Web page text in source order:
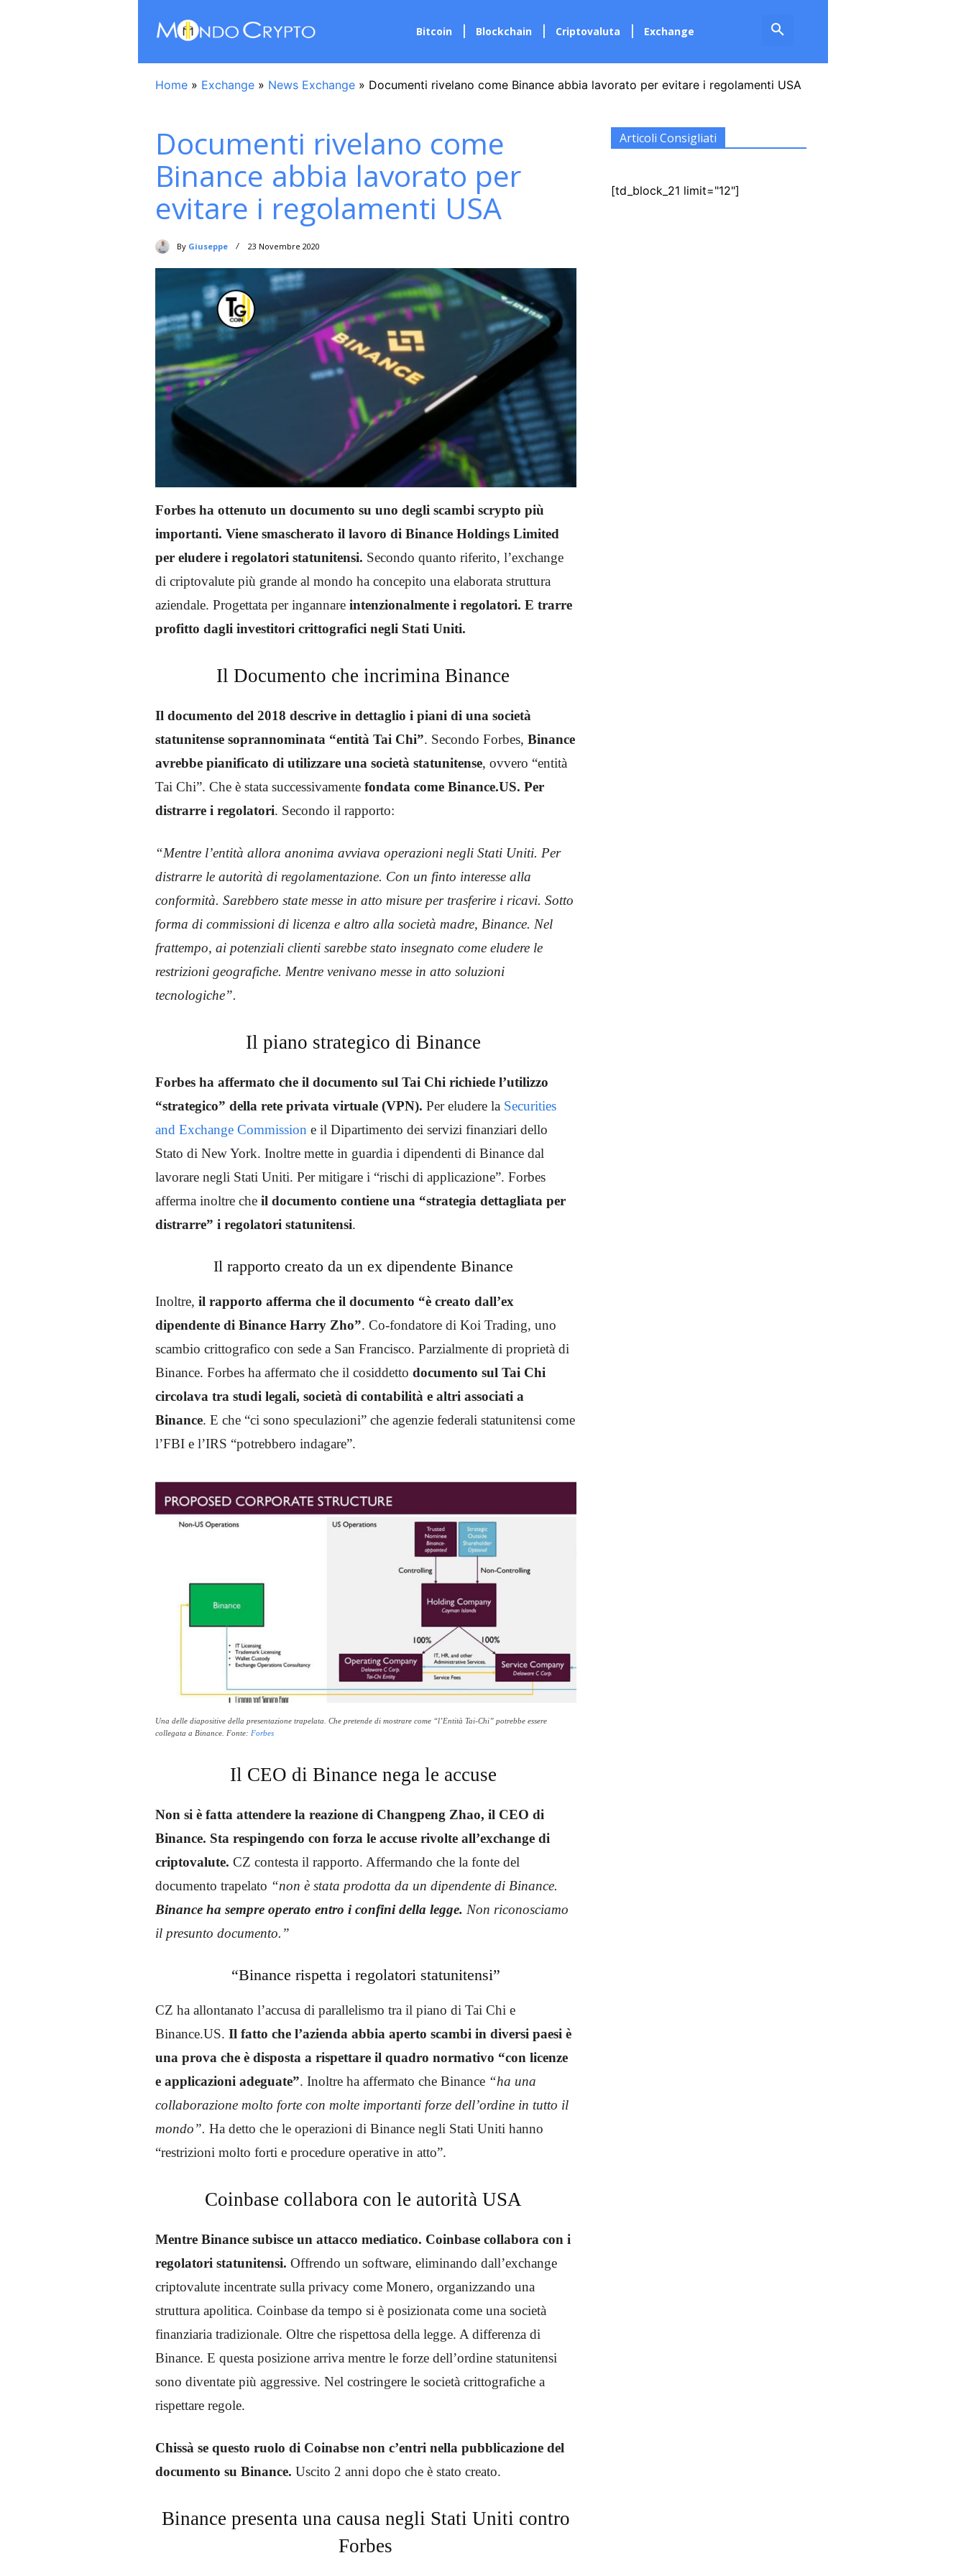
Bitcoin Blockchain Criptovaluta Exchange
Home » Exchange » News Exchange » Documenti rivelano come Binance abbia lavorato per evitare i regolamenti USA
Documenti rivelano come
Binance abbia lavorato per
evitare i regolamenti USA
By Giuseppe 23 Novembre 2020
Forbes ha ottenuto un documento su uno degli scambi scrypto più
importanti. Viene smascherato il lavoro di Binance Holdings Limited
per eludere i regolatori statunitensi. Secondo quanto riferito, l’exchange
di criptovalute più grande al mondo ha concepito una elaborata struttura
aziendale. Progettata per ingannare intenzionalmente i regolatori. E trarre
profitto dagli investitori crittografici negli Stati Uniti.
Il Documento che incrimina Binance
Il documento del 2018 descrive in dettaglio i piani di una società
statunitense soprannominata “entità Tai Chi”. Secondo Forbes, Binance
avrebbe pianificato di utilizzare una società statunitense, ovvero “entità
Tai Chi”. Che è stata successivamente fondata come Binance.US. Per
distrarre i regolatori. Secondo il rapporto:
“Mentre l’entità allora anonima avviava operazioni negli Stati Uniti. Per
distrarre le autorità di regolamentazione. Con un finto interesse alla
conformità. Sarebbero state messe in atto misure per trasferire i ricavi. Sotto
forma di commissioni di licenza e altro alla società madre, Binance. Nel
frattempo, ai potenziali clienti sarebbe stato insegnato come eludere le
restrizioni geografiche. Mentre venivano messe in atto soluzioni
tecnologiche”.
Il piano strategico di Binance
Forbes ha affermato che il documento sul Tai Chi richiede l’utilizzo
“strategico” della rete privata virtuale (VPN). Per eludere la Securities
and Exchange Commission e il Dipartimento dei servizi finanziari dello
Stato di New York. Inoltre mette in guardia i dipendenti di Binance dal
lavorare negli Stati Uniti. Per mitigare i “rischi di applicazione”. Forbes
afferma inoltre che il documento contiene una “strategia dettagliata per
distrarre” i regolatori statunitensi.
Il rapporto creato da un ex dipendente Binance
Inoltre, il rapporto afferma che il documento “è creato dall’ex
dipendente di Binance Harry Zho”. Co-fondatore di Koi Trading, uno
scambio crittografico con sede a San Francisco. Parzialmente di proprietà di
Binance. Forbes ha affermato che il cosiddetto documento sul Tai Chi
circolava tra studi legali, società di contabilità e altri associati a
Binance. E che “ci sono speculazioni” che agenzie federali statunitensi come
l’FBI e l’IRS “potrebbero indagare”.
Una delle diapositive della presentazione trapelata. Che pretende di mostrare come “l’Entità Tai-Chi” potrebbe essere
collegata a Binance. Fonte: Forbes
Il CEO di Binance nega le accuse
Non si è fatta attendere la reazione di Changpeng Zhao, il CEO di
Binance. Sta respingendo con forza le accuse rivolte all’exchange di
criptovalute. CZ contesta il rapporto. Affermando che la fonte del
documento trapelato “non è stata prodotta da un dipendente di Binance.
Binance ha sempre operato entro i confini della legge. Non riconosciamo
il presunto documento.”
“Binance rispetta i regolatori statunitensi”
CZ ha allontanato l’accusa di parallelismo tra il piano di Tai Chi e
Binance.US. Il fatto che l’azienda abbia aperto scambi in diversi paesi è
una prova che è disposta a rispettare il quadro normativo “con licenze
e applicazioni adeguate”. Inoltre ha affermato che Binance “ha una
collaborazione molto forte con molte importanti forze dell’ordine in tutto il
mondo”. Ha detto che le operazioni di Binance negli Stati Uniti hanno
“restrizioni molto forti e procedure operative in atto”.
Coinbase collabora con le autorità USA
Mentre Binance subisce un attacco mediatico. Coinbase collabora con i
regolatori statunitensi. Offrendo un software, eliminando dall’exchange
criptovalute incentrate sulla privacy come Monero, organizzando una
struttura apolitica. Coinbase da tempo si è posizionata come una società
finanziaria tradizionale. Oltre che rispettosa della legge. A differenza di
Binance. E questa posizione arriva mentre le forze dell’ordine statunitensi
sono diventate più aggressive. Nel costringere le società crittografiche a
rispettare regole.
Chissà se questo ruolo di Coinabse non c’entri nella pubblicazione del
documento su Binance. Uscito 2 anni dopo che è stato creato.
Binance presenta una causa negli Stati Uniti contro
Forbes
Articoli Consigliati
[td_block_21 limit="12"]